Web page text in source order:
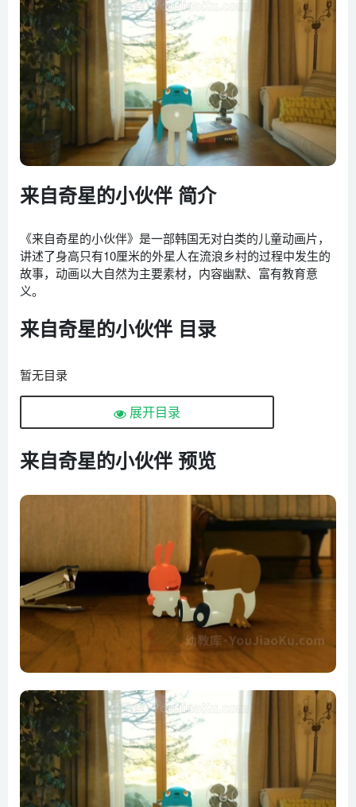
来自奇星的小伙伴 简介
《来自奇星的小伙伴》是一部韩国无对白类的儿童动画片，
讲述了身高只有10厘米的外星人在流浪乡村的过程中发生的
故事，动画以大自然为主要素材，内容幽默、富有教育意
义。
来自奇星的小伙伴 目录
暂无目录
展开目录
来自奇星的小伙伴 预览